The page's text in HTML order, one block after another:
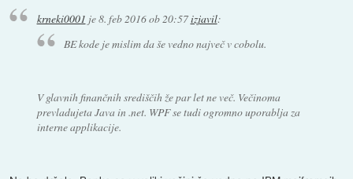
krneki0001 je8. feb 2016 ob 20:57izjavil:
BE kode je mislim da še vedno največ v cobolu.
V glavnih finančnih središčih že par let ne več. Večinoma
prevladujeta Java in .net. WPF se tudi ogromno uporablja za
interne applikacije.